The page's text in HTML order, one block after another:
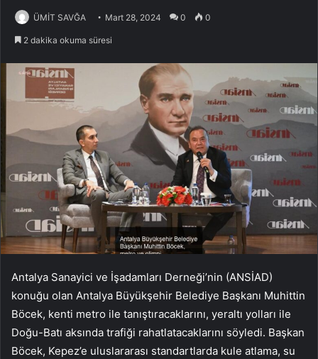
ÜMİT SAVĞA Mart 28, 2024 0 0
2 dakika okuma süresi
Antalya Sanayici ve İşadamları Derneği’nin (ANSİAD)
konuğu olan Antalya Büyükşehir Belediye Başkanı Muhittin
Böcek, kenti metro ile tanıştıracaklarını, yeraltı yolları ile
Doğu-Batı aksında trafiği rahatlatacaklarını söyledi. Başkan
Böcek, Kepez’e uluslararası standartlarda kule atlama, su